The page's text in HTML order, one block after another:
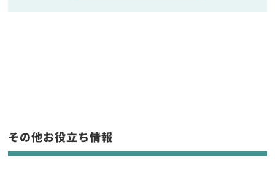
フリーワード入力(製品名等)
その他お役立ち情報